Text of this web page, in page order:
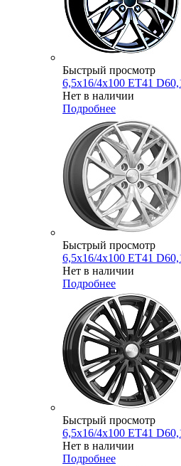
Быстрый просмотр
6,5x16/4x100 ET41
Нет в наличии
Подробнее
Быстрый просмотр
6,5x16/4x100 ET41
Нет в наличии
Подробнее
Быстрый просмотр
6,5x16/4x100 ET41
Нет в наличии
Подробнее